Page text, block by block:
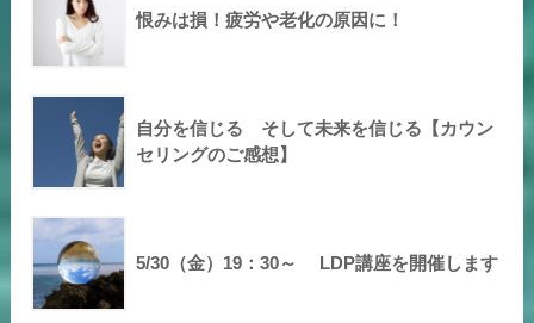
恨みは損！疲労や老化の原因に！
自分を信じる そして未来を信じる【カウン
セリングのご感想】
5/30（金）19：30～ LDP講座を開催します